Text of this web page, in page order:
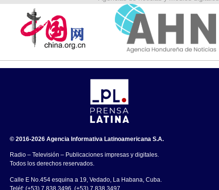
© 2016-2026 Agencia Informativa Latinoamericana S.A.
Radio – Televisión – Publicaciones impresas y digitales.
Todos los derechos reservados.
Calle E No.454 esquina a 19, Vedado, La Habana, Cuba.
Teléf: (+53) 7 838 3496, (+53) 7 838 3497